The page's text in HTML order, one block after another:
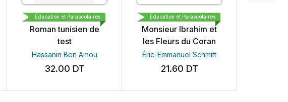
LIBRAIRIE MEDINA DEMO
Roman tunisien de
test
Hassanin Ben Amou
32.00DT
Éducation et Parascolaires MAGNARD
Monsieur Ibrahim et
les Fleurs du Coran
Éric-Emmanuel Schmitt
21.60DT
Éducation et Parascolaires